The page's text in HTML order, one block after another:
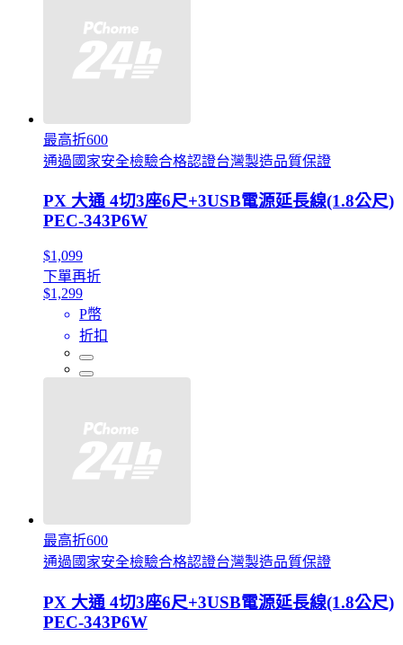
最高折600
通過國家安全檢驗合格認證台灣製造品質保證
PX 大通 4切3座6尺+3USB電源延長線(1.8公尺)
PEC-343P6W
$1,099
下單再折
$1,299
P幣
折扣
最高折600
通過國家安全檢驗合格認證台灣製造品質保證
PX 大通 4切3座6尺+3USB電源延長線(1.8公尺)
PEC-343P6W